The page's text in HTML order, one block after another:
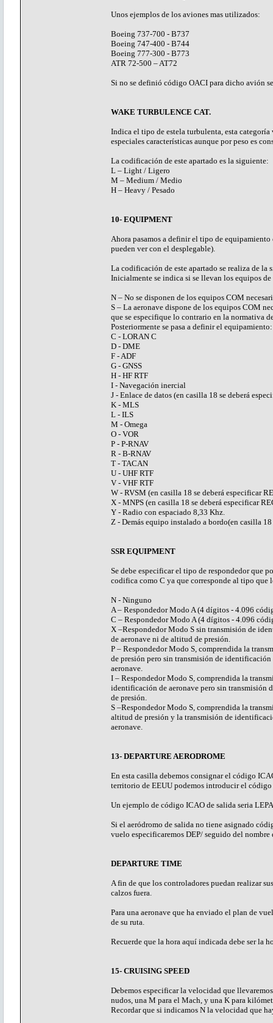
Unos ejemplos de los aviones mas utilizados:
Boeing 737-700 - B737
Boeing 747-400 - B744
Boeing 777-300 - B773
ATR 72-500 – AT72
Si no se definió código OACI para dicho avión
WAKE TURBULENCE CAT.
Indica el tipo de estela turbulenta, esta
especiales características aunque por peso es
La codificación de este apartado es la siguiente:
L – Light / Ligero
M – Medium / Medio
H – Heavy / Pesado
10- EQUIPMENT
Ahora pasamos a definir el tipo de
pueden ver con el desplegable).
La codificación de este apartado se realiza de la
Inicialmente se indica si se llevan los equipos
N – No se disponen de los equipos COM
S – La aeronave dispone de los equipos COM
que se especifique lo contrario en la normativa
Posteriormente se pasa a definir el equipamiento:
C - LORAN C
D - DME
F - ADF
G - GNSS
H - HF RTF
I - Navegación inercial
J - Enlace de datos (en casilla 18 se deberá
K - MLS
L - ILS
M - Omega
O - VOR
P - P-RNAV
R - B-RNAV
T - TACAN
U - UHF RTF
V - VHF RTF
W - RVSM (en casilla 18 se deberá especificar
X - MNPS (en casilla 18 se deberá especificar
Y - Radio con espaciado 8,33 Khz.
Z - Demás equipo instalado a bordo(en casilla
SSR EQUIPMENT
Se debe especificar el tipo de respondedor que
codifica como C ya que corresponde al tipo que
N - Ninguno
A – Respondedor Modo A (4 dígitos - 4.096
C – Respondedor Modo A (4 dígitos - 4.096
X –Respondedor Modo S sin transmisión de
de aeronave ni de altitud de presión.
P – Respondedor Modo S, comprendida la
de presión pero sin transmisión de identificación
aeronave.
I – Respondedor Modo S, comprendida la
identificación de aeronave pero sin transmisión
de presión.
S –Respondedor Modo S, comprendida la
altitud de presión y la transmisión de
aeronave.
13- DEPARTURE AERODROME
En esta casilla debemos consignar el código
territorio de EEUU podemos introducir el
Un ejemplo de código ICAO de salida seria
Si el aeródromo de salida no tiene asignado
vuelo especificaremos DEP/ seguido del nombre
DEPARTURE TIME
A fin de que los controladores puedan realizar
calzos fuera.
Para una aeronave que ha enviado el plan de
de su ruta.
Recuerde que la hora aquí indicada debe ser la
15- CRUISING SPEED
Debemos especificar la velocidad que
nudos, una M para el Mach, y una K para
Recordar que si indicamos N la velocidad que